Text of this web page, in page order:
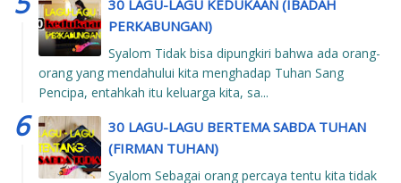
30 LAGU-LAGU KEDUKAAN (IBADAH
PERKABUNGAN)
Syalom Tidak bisa dipungkiri bahwa ada orang-
orang yang mendahului kita menghadap Tuhan Sang
Pencipa, entahkah itu keluarga kita, sa...
30 LAGU-LAGU BERTEMA SABDA TUHAN
(FIRMAN TUHAN)
Syalom Sebagai orang percaya tentu kita tidak